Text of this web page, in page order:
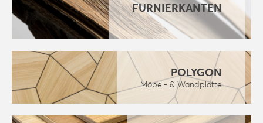
FURNIERKANTEN
POLYGON
Möbel- & Wandplatte